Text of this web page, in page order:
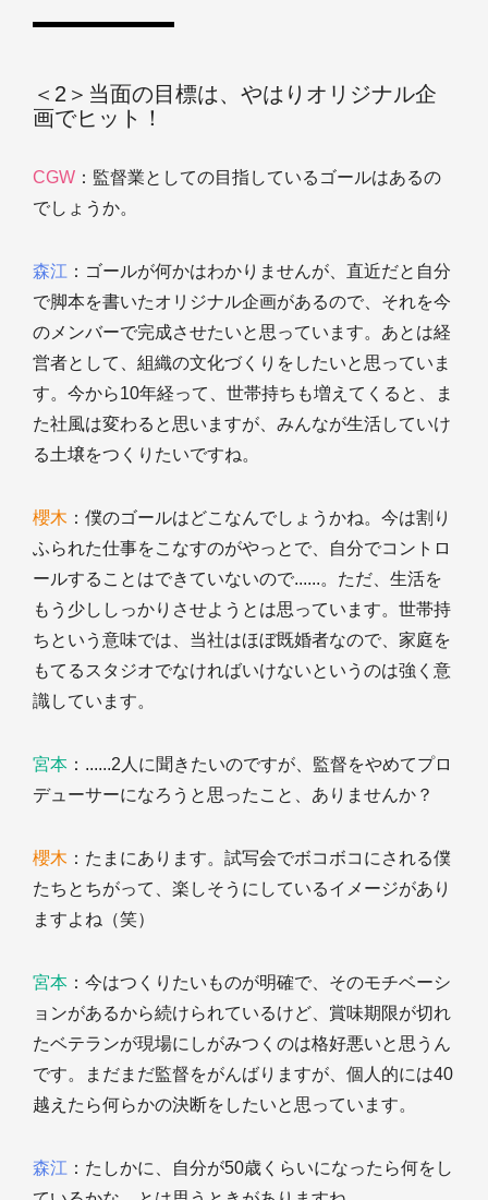
＜2＞当面の目標は、やはりオリジナル企
画でヒット！
CGW ：監督業としての目指しているゴールはあるの
でしょうか。
森江 ：ゴールが何かはわかりませんが、直近だと自分
で脚本を書いたオリジナル企画があるので、それを今
のメンバーで完成させたいと思っています。あとは経
営者として、組織の文化づくりをしたいと思っていま
す。今から10年経って、世帯持ちも増えてくると、ま
た社風は変わると思いますが、みんなが生活していけ
る土壌をつくりたいですね。
櫻木 ：僕のゴールはどこなんでしょうかね。今は割り
ふられた仕事をこなすのがやっとで、自分でコントロ
ールすることはできていないので......。ただ、生活を
もう少ししっかりさせようとは思っています。世帯持
ちという意味では、当社はほぼ既婚者なので、家庭を
もてるスタジオでなければいけないというのは強く意
識しています。
宮本 ：......2人に聞きたいのですが、監督をやめてプロ
デューサーになろうと思ったこと、ありませんか？
櫻木 ：たまにあります。試写会でボコボコにされる僕
たちとちがって、楽しそうにしているイメージがあり
ますよね（笑）
宮本 ：今はつくりたいものが明確で、そのモチベーシ
ョンがあるから続けられているけど、賞味期限が切れ
たベテランが現場にしがみつくのは格好悪いと思うん
です。まだまだ監督をがんばりますが、個人的には40
越えたら何らかの決断をしたいと思っています。
森江 ：たしかに、自分が50歳くらいになったら何をし